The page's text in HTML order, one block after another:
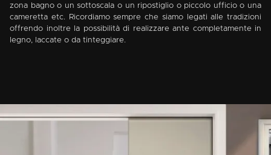
zona bagno o un sottoscala o un ripostiglio o piccolo ufficio o una
cameretta etc. Ricordiamo sempre che siamo legati alle tradizioni
offrendo inoltre la possibilità di realizzare ante completamente in
legno, laccate o da tinteggiare.